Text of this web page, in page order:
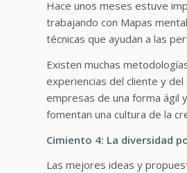
Hace unos meses estuve
trabajando con Mapas
técnicas que ayudan a las
Existen muchas
experiencias del cliente y
empresas de una forma ágil
fomentan una cultura de la
Cimiento 4: La diversidad
Las mejores ideas y